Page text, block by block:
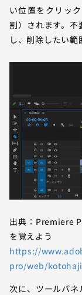
い位置をクリッ
割）されます。不
し、削除したい範
出典：Premiere
を覚えよう
https://
pro/web/
次に、ツールパ